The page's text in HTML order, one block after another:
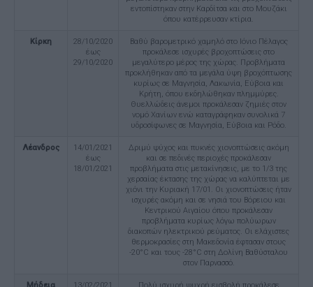
εντοπίστηκαν στην Καρδίτσα και στο Μουζάκι
όπου κατέρρευσαν κτίρια.
Κίρκη
28/10/2020
έως
29/10/2020
Βαθύ βαρομετρικό χαμηλό στο Ιόνιο Πέλαγος
προκάλεσε ισχυρές βροχοπτώσεις στο
μεγαλύτερο μέρος της χώρας. Προβλήματα
προκλήθηκαν από τα μεγάλα ύψη βροχόπτωσης
κυρίως σε Μαγνησία, Λακωνία, Εύβοια και
Κρήτη, όπου εκδηλώθηκαν πλημμύρες.
Θυελλώδεις άνεμοι προκάλεσαν ζημιές στον
νομό Χανίων ενώ καταγράφηκαν συνολικά 7
υδροσίφωνες σε Μαγνησία, Εύβοια και Ρόδο.
Λέανδρος
14/01/2021
έως
18/01/2021
Δριμύ ψύχος και πυκνές χιονοπτώσεις ακόμη
και σε πεδινές περιοχές προκάλεσαν
προβλήματα στις μετακίνησεις, με το 1/3 της
χερσαίας έκτασης της χώρας να καλύπτεται με
χιόνι την Κυριακή 17/01. Οι χιονοπτώσεις ήταν
ισχυρές ακόμη και σε νησιά του Βόρειου και
Κεντρικού Αιγαίου όπου προκάλεσαν
προβλήματα κυρίως λόγω πολύωρων
διακοπών ηλεκτρικού ρεύματος. Οι ελάχιστες
θερμοκρασίες στη Μακεδονία έφτασαν στους
-20°C και τους -28°C στη Δολίνη Βαθύσταλου
στον Παρνασσό.